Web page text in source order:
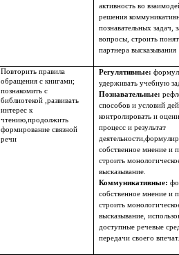
активность во
решения
познавательных задач,
вопросы, строить
партнера высказывания
Повторить правила
обращения с книгами;
познакомить с
библиотекой ,развивать
интерес к
чтению,продолжить
формирование связной
речи
Регулятивные:
удерживать учебную
Познавательные:
способов и условий
контролировать и
процесс и результат
собственное мнение и
строить
высказывание.
Коммуникативные:
собственное мнение и
строить
высказывание,
доступные речевые
передачи своего